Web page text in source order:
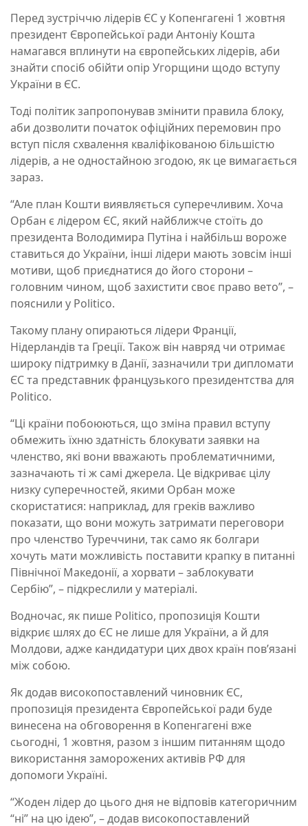
Перед зустріччю лідерів ЄС у Копенгагені 1 жовтня
президент Європейської ради Антоніу Кошта
намагався вплинути на європейських лідерів, аби
знайти спосіб обійти опір Угорщини щодо вступу
України в ЄС.
Тоді політик запропонував змінити правила блоку,
аби дозволити початок офіційних перемовин про
вступ після схвалення кваліфікованою більшістю
лідерів, а не одностайною згодою, як це вимагається
зараз.
“Але план Кошти виявляється суперечливим. Хоча
Орбан є лідером ЄС, який найближче стоїть до
президента Володимира Путіна і найбільш вороже
ставиться до України, інші лідери мають зовсім інші
мотиви, щоб приєднатися до його сторони –
головним чином, щоб захистити своє право вето”, –
пояснили у Politico.
Такому плану опираються лідери Франції,
Нідерландів та Греції. Також він навряд чи отримає
широку підтримку в Данії, зазначили три дипломати
ЄС та представник французького президентства для
Politico.
“Ці країни побоюються, що зміна правил вступу
обмежить їхню здатність блокувати заявки на
членство, які вони вважають проблематичними,
зазначають ті ж самі джерела. Це відкриває цілу
низку суперечностей, якими Орбан може
скористатися: наприклад, для греків важливо
показати, що вони можуть затримати переговори
про членство Туреччини, так само як болгари
хочуть мати можливість поставити крапку в питанні
Північної Македонії, а хорвати – заблокувати
Сербію”, – підкреслили у матеріалі.
Водночас, як пише Politico, пропозиція Кошти
відкриє шлях до ЄС не лише для України, а й для
Молдови, адже кандидатури цих двох країн пов’язані
між собою.
Як додав високопоставлений чиновник ЄС,
пропозиція президента Європейської ради буде
винесена на обговорення в Копенгагені вже
сьогодні, 1 жовтня, разом з іншим питанням щодо
використання заморожених активів РФ для
допомоги Україні.
“Жоден лідер до цього дня не відповів категоричним
“ні” на цю ідею”, – додав високопоставлений